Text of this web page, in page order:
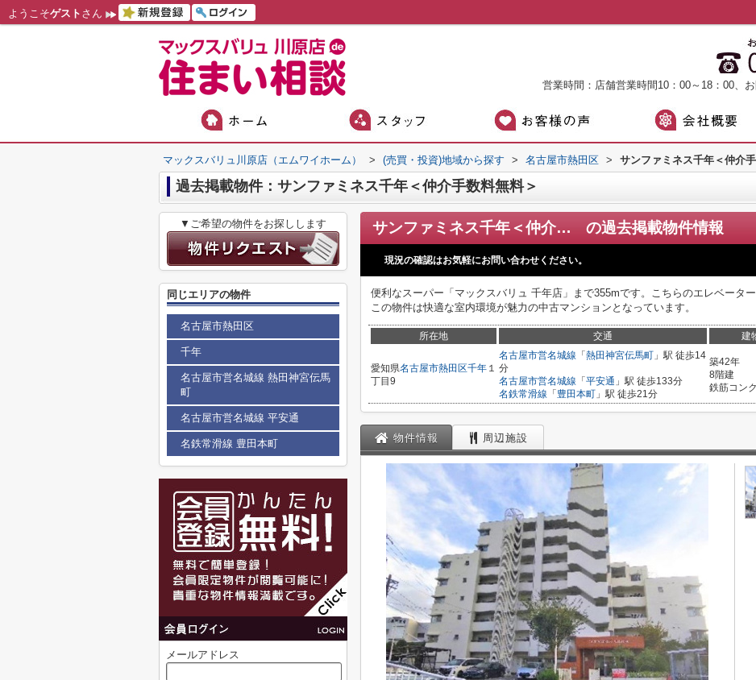
ようこそゲスト さん
営業時間：店舗営業時間10：00～18：00、
マックスバリュ川原店（エムワイホーム） > (売買・投資)地域から探す > 名古屋市熱田区 > サンファミネス千年＜仲介
過去掲載物件：サンファミネス千年＜仲介手数料無料＞
サンファミネス千年＜仲介手数料無料＞ の過去掲載物件情報
現況の確認はお気軽にお問い合わせください。
便利なスーパー「マックスバリュ 千年店」まで355mです。こちらのエレベータ
この物件は快適な室内環境が魅力の中古マンションとなっています。
所在地 交通 建
愛知県名古屋市熱田区千年 １
丁目9
名古屋市営名城線 「 熱田神宮伝馬町 」駅 徒歩14
分
名古屋市営名城線 「 平安通 」駅 徒歩133分
名鉄常滑線 「 豊田本町 」駅 徒歩21分
築42年
8階建
鉄筋コン
物件情報 周辺施設
▼ご希望の物件をお探しします
同じエリアの物件
名古屋市熱田区
千年
名古屋市営名城線 熱田神宮伝馬
町
名古屋市営名城線 平安通
名鉄常滑線 豊田本町
メールアドレス